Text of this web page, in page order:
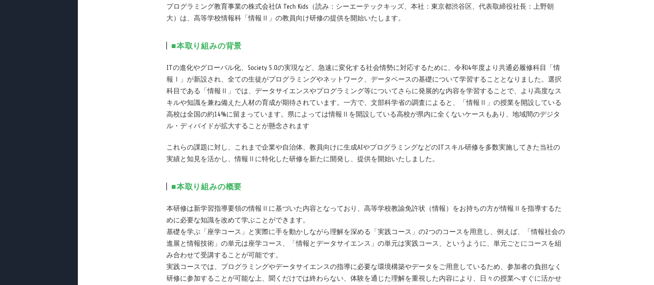
プログラミング教育事業の株式会社CA Tech Kids（読み：シーエーテックキッズ、本社：東京都渋谷区、代表取締役社長：上野朝
大）は、高等学校情報科「情報Ⅱ」の教員向け研修の提供を開始いたします。
■本取り組みの背景
ITの進化やグローバル化、Society 5.0の実現など、急速に変化する社会情勢に対応するために、令和4年度より共通必履修科目「情
報Ⅰ」が新設され、全ての生徒がプログラミングやネットワーク、データベースの基礎について学習することとなりました。選択
科目である「情報Ⅱ」では、データサイエンスやプログラミング等についてさらに発展的な内容を学習することで、より高度なス
キルや知識を兼ね備えた人材の育成が期待されています。一方で、文部科学省の調査によると、「情報Ⅱ」の授業を開設している
高校は全国の約14%に留まっています。県によっては情報Ⅱを開設している高校が県内に全くないケースもあり、地域間のデジタ
ル・ディバイドが拡大することが懸念されます
これらの課題に対し、これまで企業や自治体、教員向けに生成AIやプログラミングなどのITスキル研修を多数実施してきた当社の
実績と知見を活かし、情報Ⅱに特化した研修を新たに開発し、提供を開始いたしました。
■本取り組みの概要
本研修は新学習指導要領の情報Ⅱに基づいた内容となっており、高等学校教諭免許状（情報）をお持ちの方が情報Ⅱを指導するた
めに必要な知識を改めて学ぶことができます。
基礎を学ぶ「座学コース」と実際に手を動かしながら理解を深める「実践コース」の2つのコースを用意し、例えば、「情報社会の
進展と情報技術」の単元は座学コース、「情報とデータサイエンス」の単元は実践コース、というように、単元ごとにコースを組
み合わせて受講することが可能です。
実践コースでは、プログラミングやデータサイエンスの指導に必要な環境構築やデータをご用意しているため、参加者の負担なく
研修に参加することが可能な上、聞くだけでは終わらない、体験を通じた理解を重視した内容により、日々の授業へすぐに活かせ